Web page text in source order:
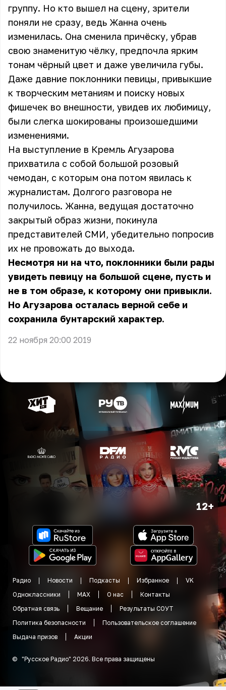
группу. Но кто вышел на сцену, зрители
поняли не сразу, ведь Жанна очень
изменилась. Она сменила причёску, убрав
свою знаменитую чёлку, предпочла ярким
тонам чёрный цвет и даже увеличила губы.
Даже давние поклонники певицы, привыкшие
к творческим метаниям и поиску новых
фишечек во внешности, увидев их любимицу,
были слегка шокированы произошедшими
изменениями.
На выступление в Кремль Агузарова
прихватила с собой большой розовый
чемодан, с которым она потом явилась к
журналистам. Долгого разговора не
получилось. Жанна, ведущая достаточно
закрытый образ жизни, покинула
представителей СМИ, убедительно попросив
их не провожать до выхода.
Несмотря ни на что, поклонники были рады
увидеть певицу на большой сцене, пусть и
не в том образе, к которому они привыкли.
Но Агузарова осталась верной себе и
сохранила бунтарский характер.
22 ноября 20:00 2019
12+
Радио Новости Подкасты Избранное
VK
Одноклассники
MAX О нас
Контакты
Обратная связь
Вещание
Результаты СОУТ
Политика безопасности
Пользовательское соглашение
Выдача призов
Акции
© "Русское Радио" 2026. Все права защищены